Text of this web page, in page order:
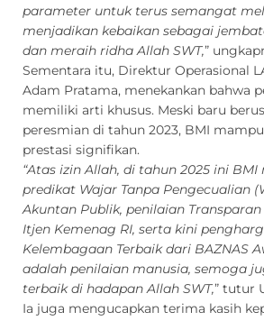
parameter untuk terus semangat
menjadikan kebaikan sebagai
dan meraih ridha Allah SWT,”
Sementara itu, Direktur Operasional
Adam Pratama, menekankan bahwa
memiliki arti khusus. Meski baru
peresmian di tahun 2023, BMI
prestasi signifikan.
“Atas izin Allah, di tahun 2025 ini
predikat Wajar Tanpa Pengecualian
Akuntan Publik, penilaian
Itjen Kemenag RI, serta kini
Kelembagaan Terbaik dari BAZNAS
adalah penilaian manusia, semoga
terbaik di hadapan Allah SWT,” tutur
Ia juga mengucapkan terima kasih